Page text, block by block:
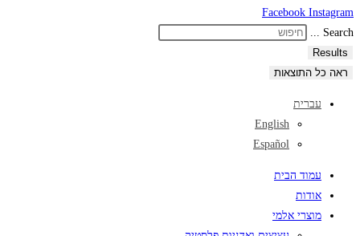
Facebook Instagram
Search ...
Results
ראה כל התוצאות
עברית
English
Español
עמוד הבית
אודות
מוצרי אלמי